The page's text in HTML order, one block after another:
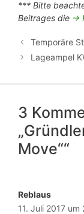
*** Bitte
Beitrages die ->
Temporäre
Lageampel
3
Move““
Reblaus
11. Juli 2017